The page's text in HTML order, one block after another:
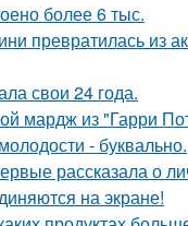
более 6 тыс.
превратилась из
свои 24 года.
мардж из "Гарри
- буквально.
рассказала о
на экране!